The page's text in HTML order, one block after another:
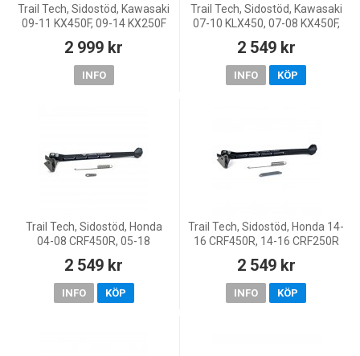
Trail Tech, Sidostöd, Kawasaki
09-11 KX450F, 09-14 KX250F
2 999 kr
INFO
Trail Tech, Sidostöd, Kawasaki
07-10 KLX450, 07-08 KX450F,
06-08 KX250F
2 549 kr
INFO KÖP
Trail Tech, Sidostöd, Honda
04-08 CRF450R, 05-18
09 CRF250R, 04-07 CR125R
2 549 kr
INFO KÖP
Trail Tech, Sidostöd, Honda 14-
16 CRF450R, 14-16 CRF250R
2 549 kr
INFO KÖP